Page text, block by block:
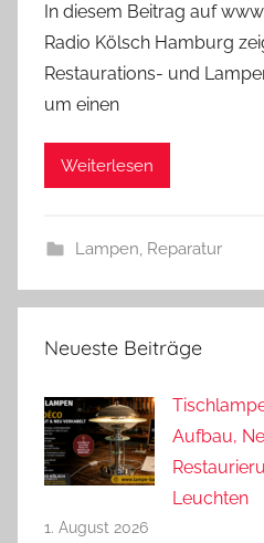
In diesem Beitrag auf
Radio Kölsch Hamburg
Restaurations- und
um einen
Weiterlesen
Lampen, Reparatur
Neueste Beiträge
Aufbau,
Leuchten
1. August 2026